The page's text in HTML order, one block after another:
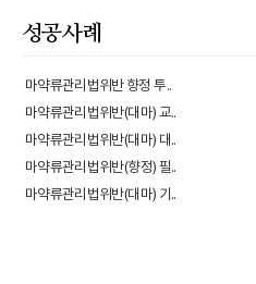
성공사례
마약류관리법위반 향정 투..
마약류관리법위반(대마) 교..
마약류관리법위반(대마) 대..
마약류관리법위반(향정) 필..
마약류관리법위반(대마) 기..